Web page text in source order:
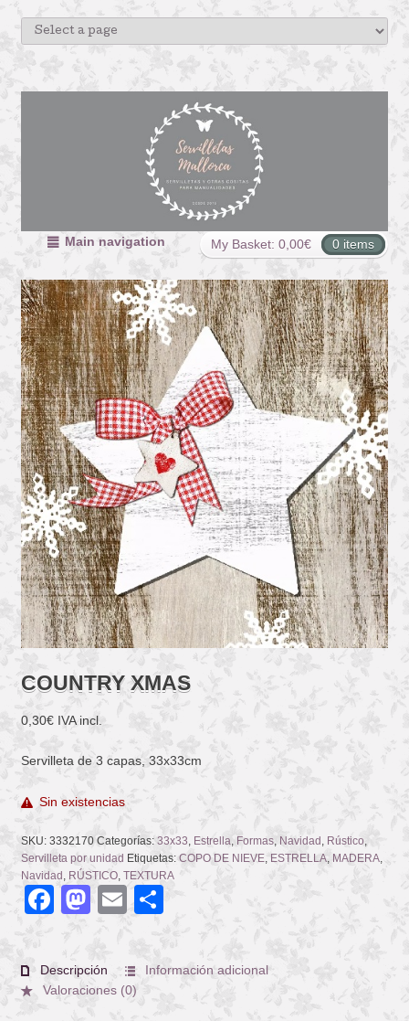
My Basket: 0,00€ 0 items
Main navigation
COUNTRY XMAS
0,30€ IVA incl.
Servilleta de 3 capas, 33x33cm
Sin existencias
SKU: 3332170 Categorías: 33x33 Estrella Formas, Navidad Rústico
Servilleta por unidad Etiquetas: COPO DE NIEVE, ESTRELLA, MADERA,
Navidad RÚSTICO, TEXTURA
Facebook
Mastodon
Email
Descripción
Información adicional
Valoraciones (0)